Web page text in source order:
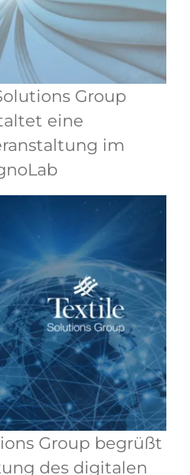
Group
eine
im
Group begrüßt
des digitalen